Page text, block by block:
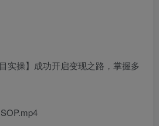
实操】成功开启变现之路，掌握多